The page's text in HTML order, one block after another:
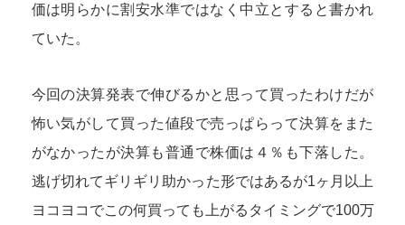
価は明らかに割安水準ではなく中立とすると書かれ
ていた。
今回の決算発表で伸びるかと思って買ったわけだが
怖い気がして買った値段で売っぱらって決算をまた
がなかったが決算も普通で株価は４％も下落した。
逃げ切れてギリギリ助かった形ではあるが1ヶ月以上
ヨコヨコでこの何買っても上がるタイミングで100万